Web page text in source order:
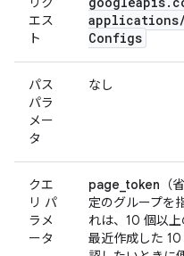
エス
ト
applications/
Configs
パス
パラ
メー
タ
なし
クエ
リ パ
ラメ
ータ
page_token （
定のグループを
れは、10 個以上
最近作成した